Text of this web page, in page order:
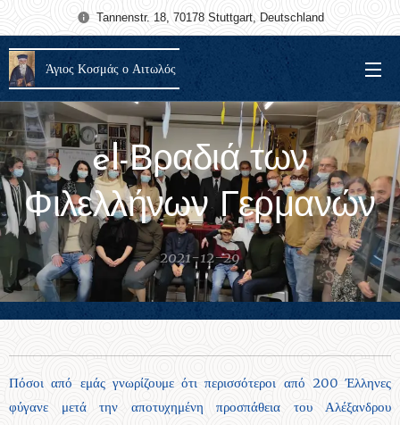
Tannenstr. 18, 70178 Stuttgart, Deutschland
Άγιος Κοσμάς ο Αιτωλός
el-Βραδιά των
Φιλελλήνων Γερμανών
2021-12-29
Πόσοι από εμάς γνωρίζουμε ότι περισσότεροι από 200 Έλληνες
φύγανε μετά την αποτυχημένη προσπάθεια του Αλέξανδρου